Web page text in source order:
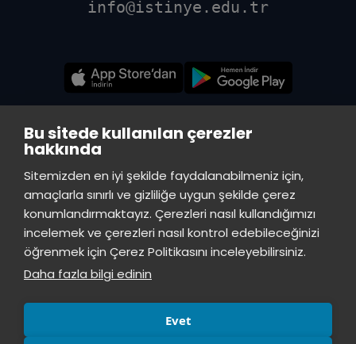
Bu sitede kullanılan çerezler
hakkında
Sitemizden en iyi şekilde faydalanabilmeniz için,
amaçlarla sınırlı ve gizliliğe uygun şekilde çerez
konumlandırmaktayız. Çerezleri nasıl kullandığımızı
incelemek ve çerezleri nasıl kontrol edebileceğinizi
öğrenmek için Çerez Politikasını inceleyebilirsiniz.
Daha fazla bilgi edinin
Evet
info@istinye.edu.tr
VADİ MERKEZ KÜTÜPHANE
İstinye Üniversitesi Vadi Kampüs - Ayazağa Mah. Azerbaycan Cad.
İstinye Üniversitesi Topkapı Kampüsü, Maltepe Mah., Teyyareci Sami